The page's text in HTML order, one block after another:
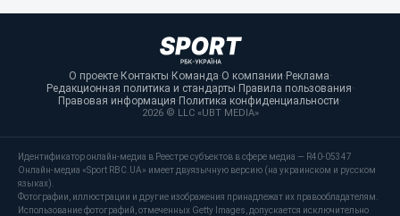
О проекте·Контакты·Команда·О компании·Реклама·
Редакционная политика и стандарты·Правила пользования·
Правовая информация·Политика конфиденциальности·
2026 © LLC «UBT MEDIA»
Идентификатор онлайн-медиа в Реестре субъектов в сфере медиа — R40-05347
Онлайн-медиа «Sport RBC.UA» имеет двуязычную версию (на украинском и русском
языках).
Фотографии, иллюстрации и другие изображения принадлежат их правообладателям.
Использование фотографий, отмеченных Getty Images, допускается исключительно